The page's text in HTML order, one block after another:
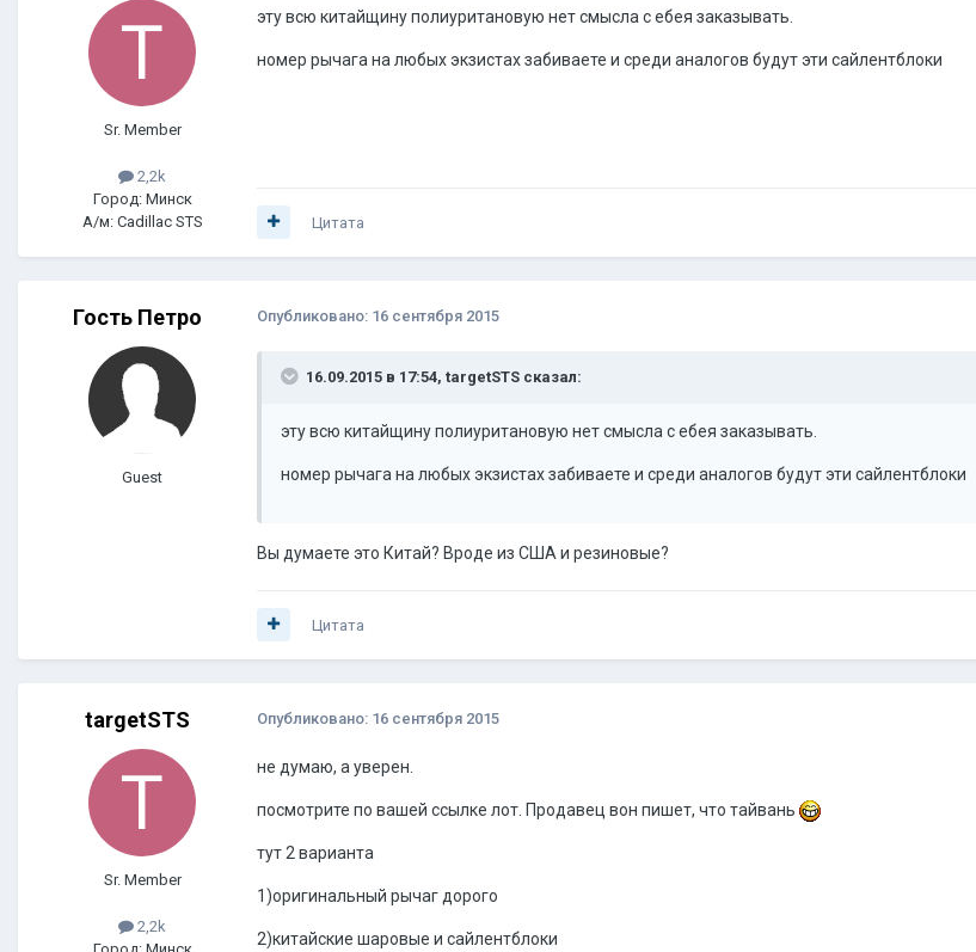
Sr. Member
2,2k
Город: Минск
А/м: Cadillac STS
эту всю китайщину полиуритановую нет смысла с ебея заказывать.
номер рычага на любых экзистах забиваете и среди аналогов будут эти сайлентблоки
Цитата
Гость Петро
Guest
Опубликовано: 16 сентября 2015
16.09.2015 в 17:54, targetSTS сказал:
эту всю китайщину полиуритановую нет смысла с ебея заказывать.
номер рычага на любых экзистах забиваете и среди аналогов будут эти сайлентблоки
Вы думаете это Китай? Вроде из США и резиновые?
Цитата
targetSTS
Sr. Member
2,2k
Опубликовано: 16 сентября 2015
не думаю, а уверен.
посмотрите по вашей ссылке лот. Продавец вон пишет, что тайвань
тут 2 варианта
1)оригинальный рычаг дорого
2)китайские шаровые и сайлентблоки